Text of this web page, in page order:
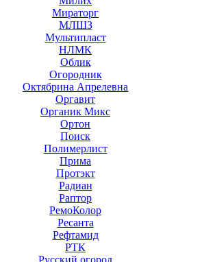
Мираторг
МЛШЗ
Мультипласт
НЛМК
Облик
Огородник
Октябрина Апрелевна
Оргавит
Органик Микс
Ортон
Поиск
Полимерлист
Прима
Протэкт
Радиан
Раптор
РемоКолор
Ресанта
Рефтамид
РТК
Русский огород